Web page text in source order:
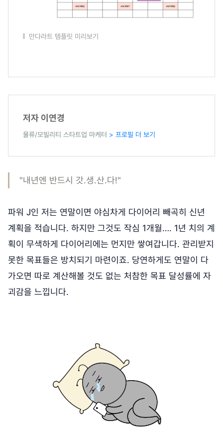
만다라트 템플릿 미리보기
저자 이연경
물류/모빌리티 스타트업 마케터 > 프로필 더 보기
"내년엔 반드시 갓.생.산.다!"
파워 J인 저는 연말이면 야심차게 다이어리 빼곡히 신년
계획을 적습니다. 하지만 그것도 작심 1개월…. 1년 치의 계
획이 무색하게 다이어리에는 먼지만 쌓여갑니다. 관리받지
못한 목표들은 방치되기 마련이죠. 당연하게도 연말이 다
가오면 따로 계산해볼 것도 없는 처참한 목표 달성률에 자
괴감을 느낍니다.